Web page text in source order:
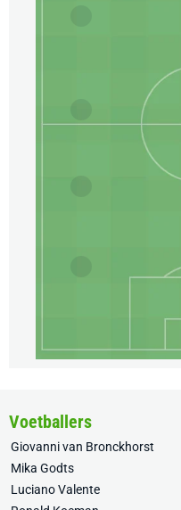
Voetballers
Giovanni van Bronckhorst
Mika Godts
Luciano Valente